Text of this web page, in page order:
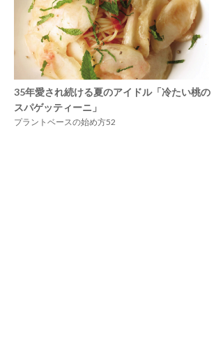
35年愛され続ける夏のアイドル「冷たい桃の
スパゲッティーニ」
プラントベースの始め方52